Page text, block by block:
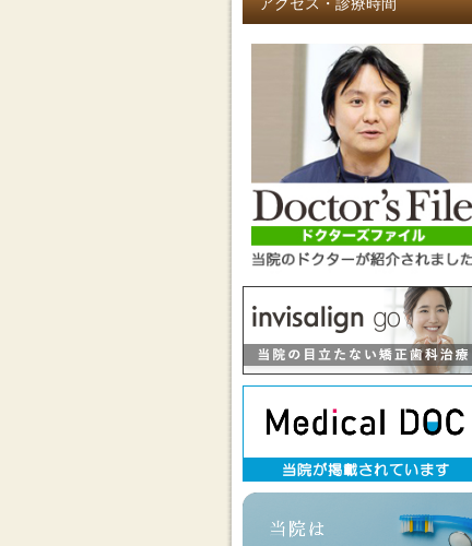
アクセス・診療時間